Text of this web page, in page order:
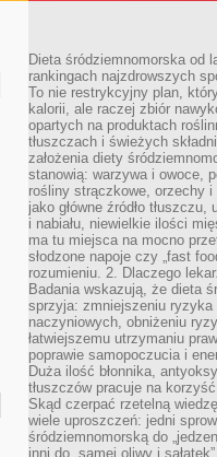
Dieta śródziemnomorska od
rankingach najzdrowszych
To nie restrykcyjny plan,
kalorii, ale raczej zbiór
opartych na produktach
tłuszczach i świeżych
założenia diety
stanowią: warzywa i owoce,
rośliny strączkowe, orzechy
jako główne źródło
i nabiału, niewielkie ilości
ma tu miejsca na mocno
słodzone napoje czy „fast
rozumieniu. 2. Dlaczego
Badania wskazują, że dieta
sprzyja: zmniejszeniu ryzyka
naczyniowych, obniżeniu
łatwiejszemu utrzymaniu
poprawie samopoczucia i
Duża ilość błonnika,
tłuszczów pracuje na
Skąd czerpać rzetelną
wiele uproszczeń: jedni
śródziemnomorską do
inni do „samej oliwy i